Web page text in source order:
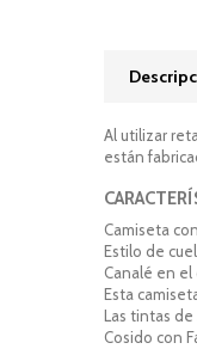
Al utilizar
están
Camiseta
Estilo de
Canalé en
Esta
Las tintas
Cosido con